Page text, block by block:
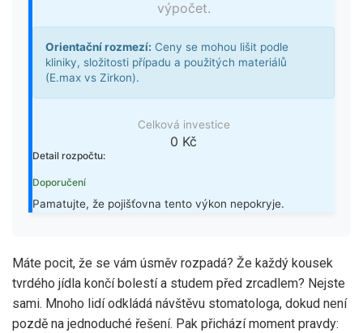
výpočet.
Orientační rozmezí: Ceny se mohou lišit podle
kliniky, složitosti případu a použitých materiálů
(E.max vs Zirkon).
Celková investice
0 Kč
Detail rozpočtu:
Doporučení
Pamatujte, že pojišťovna tento výkon nepokryje.
Máte pocit, že se vám úsměv rozpadá? Že každý kousek
tvrdého jídla končí bolestí a studem před zrcadlem? Nejste
sami. Mnoho lidí odkládá návštěvu stomatologa, dokud není
pozdě na jednoduché řešení. Pak přichází moment pravdy: